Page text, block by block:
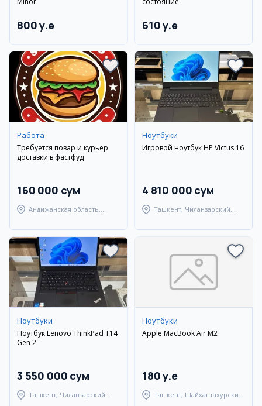
800 y.e 610 y.e
Работа
Требуется повар и курьер
доставки в фастфуд
160 000 сум
Андижанская область,
Ноутбуки
Игровой ноутбук HP Victus 16
4 810 000 сум
Ташкент, Чиланзарский
Ноутбуки
Ноутбук Lenovo ThinkPad T14
Gen 2
3 550 000 сум
Ташкент, Чиланзарский
Ноутбуки
Apple MacBook Air M2
180 y.e
Ташкент, Шайхантахурский